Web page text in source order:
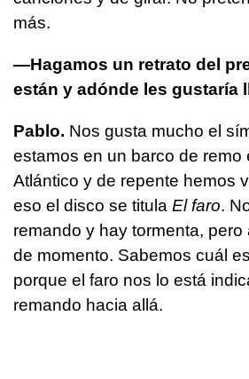
más.
—Hagamos un retrato del
están y adónde les gustaría
Pablo. Nos gusta mucho el
estamos en un barco de remo
Atlántico y de repente hemos
eso el disco se titula El faro.
remando y hay tormenta,
de momento. Sabemos cuál
porque el faro nos lo está
remando hacia allá.